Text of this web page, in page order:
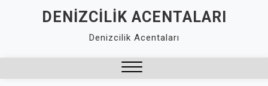
DENIZCILIK ACENTALARI
Denizcilik Acentaları